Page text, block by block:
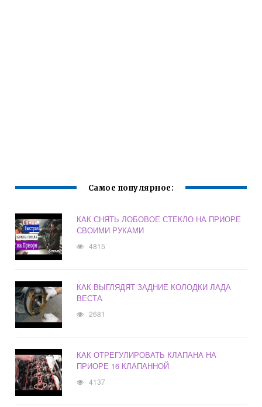
Самое популярное:
КАК СНЯТЬ ЛОБОВОЕ СТЕКЛО НА ПРИОРЕ
СВОИМИ РУКАМИ
4815
КАК ВЫГЛЯДЯТ ЗАДНИЕ КОЛОДКИ ЛАДА
ВЕСТА
2681
КАК ОТРЕГУЛИРОВАТЬ КЛАПАНА НА
ПРИОРЕ 16 КЛАПАННОЙ
4137